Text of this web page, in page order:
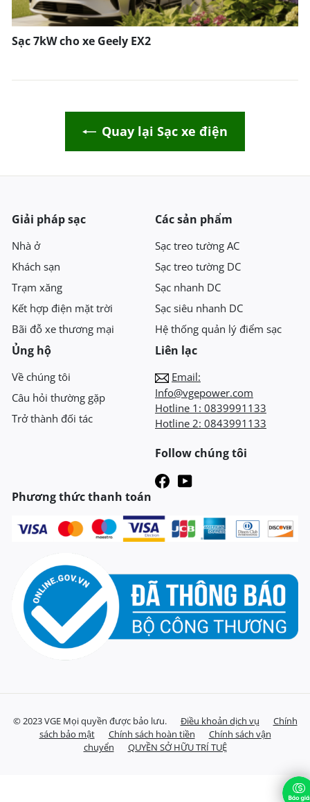
Sạc 7kW cho xe Geely EX2
Quay lại Sạc xe điện
Giải pháp sạc
Nhà ở
Khách sạn
Trạm xăng
Kết hợp điện mặt trời
Bãi đỗ xe thương mại
Các sản phẩm
Sạc treo tường AC
Sạc treo tường DC
Sạc nhanh DC
Sạc siêu nhanh DC
Hệ thống quản lý điểm sạc
Ủng hộ
Về chúng tôi
Câu hỏi thường gặp
Trở thành đối tác
Liên lạc
Email:
Info@vgepower.com
Hotline 1: 0839991133
Hotline 2: 0843991133
Follow chúng tôi
Phương thức thanh toán
© 2023 VGE Mọi quyền được bảo lưu. Điều khoản dịch vụ
Chính
sách bảo mật
Chính sách hoàn tiền
Chính sách vận
chuyển
QUYỀN SỞ HỮU TRÍ TUỆ